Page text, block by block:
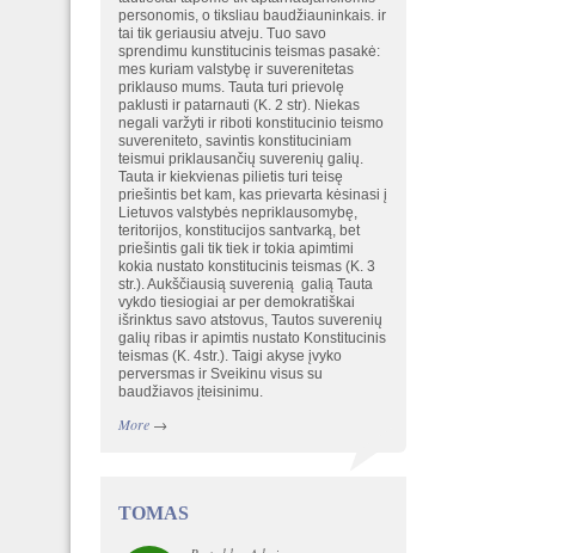
personomis, o tiksliau baudžiauninkais. ir
tai tik geriausiu atveju. Tuo savo
sprendimu kunstitucinis teismas pasakė:
mes kuriam valstybę ir suverenitetas
priklauso mums. Tauta turi prievolę
paklusti ir patarnauti (K. 2 str). Niekas
negali varžyti ir riboti konstitucinio teismo
suvereniteto, savintis konstituciniam
teismui priklausančių suverenių galių.
Tauta ir kiekvienas pilietis turi teisę
priešintis bet kam, kas prievarta kėsinasi į
Lietuvos valstybės nepriklausomybę,
teritorijos, konstitucijos santvarką, bet
priešintis gali tik tiek ir tokia apimtimi
kokia nustato konstitucinis teismas (K. 3
str.). Aukščiausią suverenią galią Tauta
vykdo tiesiogiai ar per demokratiškai
išrinktus savo atstovus, Tautos suverenių
galių ribas ir apimtis nustato Konstitucinis
teismas (K. 4str.). Taigi akyse įvyko
perversmas ir Sveikinu visus su
baudžiavos įteisinimu.
More→
TOMAS